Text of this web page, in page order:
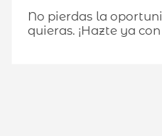
No pierdas la
quieras. ¡Hazte ya